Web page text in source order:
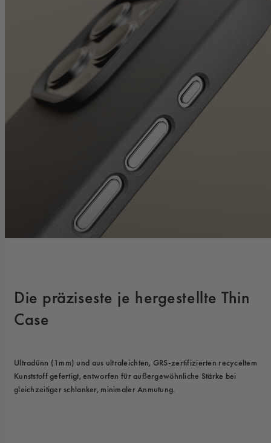
Die präziseste je hergestellte Thin
Case
Ultradünn (1mm) und aus ultraleichten, GRS-zertifizierten recyceltem
Kunststoff gefertigt, entworfen für außergewöhnliche Stärke bei
gleichzeitiger schlanker, minimaler Anmutung.